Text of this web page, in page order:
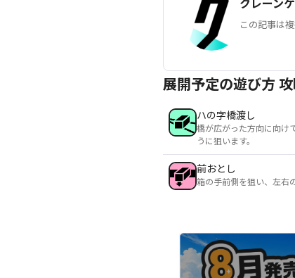
この記事は
展開予定の遊び方
ハの字橋渡し
橋が広がった方向に向け
うに狙います。
前おとし
箱の手前側を狙い、左右